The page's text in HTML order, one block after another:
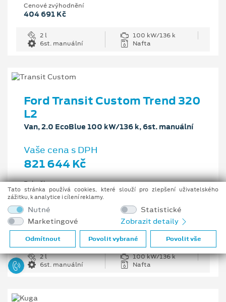
Cenové zvýhodnění
404 691 Kč
2 l
100 kW/136 k
6st. manuální
Nafta
Ford Transit Custom Trend 320
L2
Van, 2.0 EcoBlue 100 kW/136 k, 6st. manuální
Vaše cena s DPH
821 644 Kč
Pobočka
Opava
1 226 335 Kč
Cenové zvýhodnění
404 691 Kč
2 l
100 kW/136 k
6st. manuální
Nafta
Tato stránka používá cookies, které slouží pro zlepšení uživatelského
zážitku, k analytice i cílení reklamy.
Nutné
Statistické
Marketingové
Zobrazit detaily
Odmítnout Povolit vybrané Povolit vše